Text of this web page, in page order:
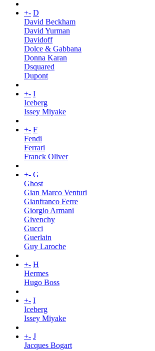
+- D
David Beckham
David Yurman
Davidoff
Dolce & Gabbana
Donna Karan
Dsquared
Dupont
+- I
Iceberg
Issey Miyake
+- F
Fendi
Ferrari
Franck Oliver
+- G
Ghost
Gian Marco Venturi
Gianfranco Ferre
Giorgio Armani
Givenchy
Gucci
Guerlain
Guy Laroche
+- H
Hermes
Hugo Boss
+- I
Iceberg
Issey Miyake
+- J
Jacques Bogart